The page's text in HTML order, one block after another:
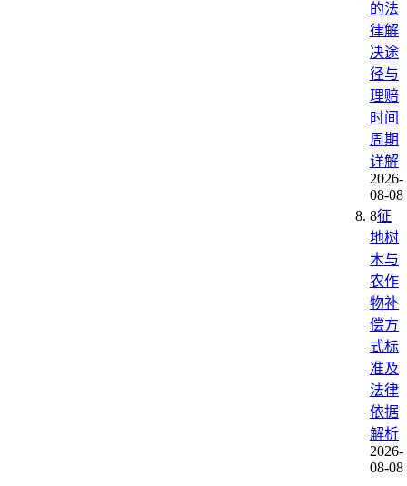
的法
律解
决途
径与
理赔
时间
周期
详解
2026-
08-08
8征
地树
木与
农作
物补
偿方
式标
准及
法律
依据
解析
2026-
08-08